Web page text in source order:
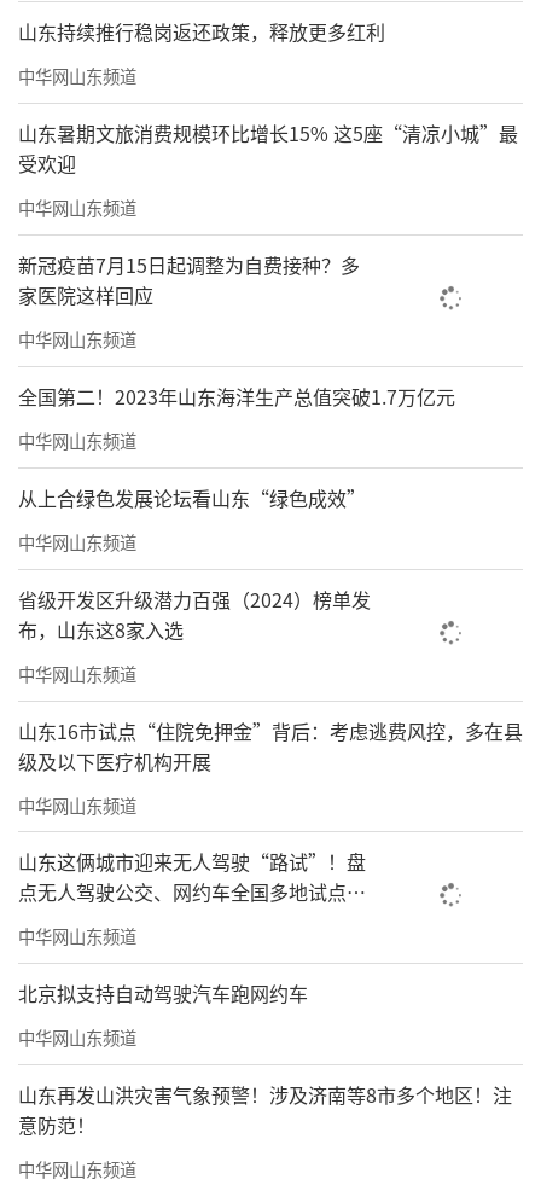
山东持续推行稳岗返还政策，释放更多红利
中华网山东频道
山东暑期文旅消费规模环比增长15% 这5座“清凉小城”最
受欢迎
中华网山东频道
新冠疫苗7月15日起调整为自费接种？多
家医院这样回应
中华网山东频道
全国第二！2023年山东海洋生产总值突破1.7万亿元
中华网山东频道
从上合绿色发展论坛看山东“绿色成效”
中华网山东频道
省级开发区升级潜力百强（2024）榜单发
布，山东这8家入选
中华网山东频道
山东16市试点“住院免押金”背后：考虑逃费风控，多在县
级及以下医疗机构开展
中华网山东频道
山东这俩城市迎来无人驾驶“路试”！盘
点无人驾驶公交、网约车全国多地试点之
路
中华网山东频道
北京拟支持自动驾驶汽车跑网约车
中华网山东频道
山东再发山洪灾害气象预警！涉及济南等8市多个地区！注
意防范！
中华网山东频道